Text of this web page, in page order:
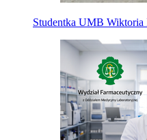
Studentka UMB Wiktoria